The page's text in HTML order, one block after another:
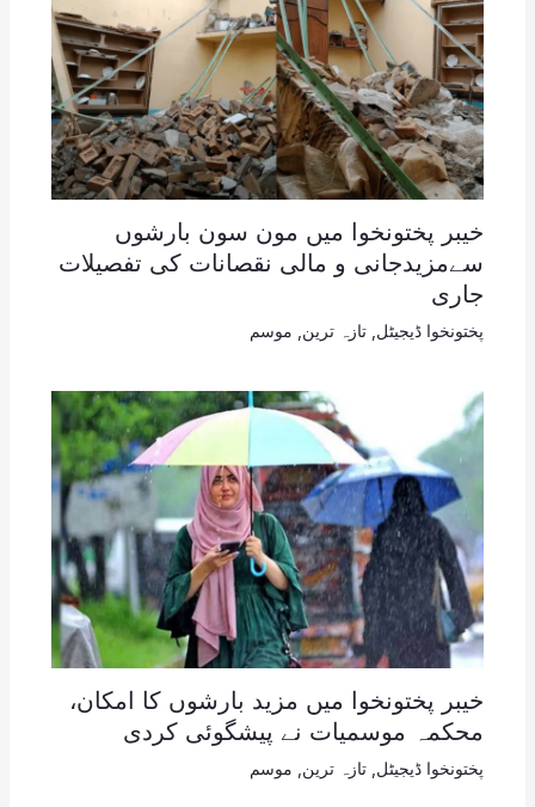
خیبر پختونخوا میں مون سون بارشوں
سےمزیدجانی و مالی نقصانات کی تفصیلات
جاری
پختونخوا ڈیجیٹل تازہ ترین موسم
خیبر پختونخوا میں مزید بارشوں کا امکان،
محکمہ موسمیات نے پیشگوئی کردی
پختونخوا ڈیجیٹل تازہ ترین موسم